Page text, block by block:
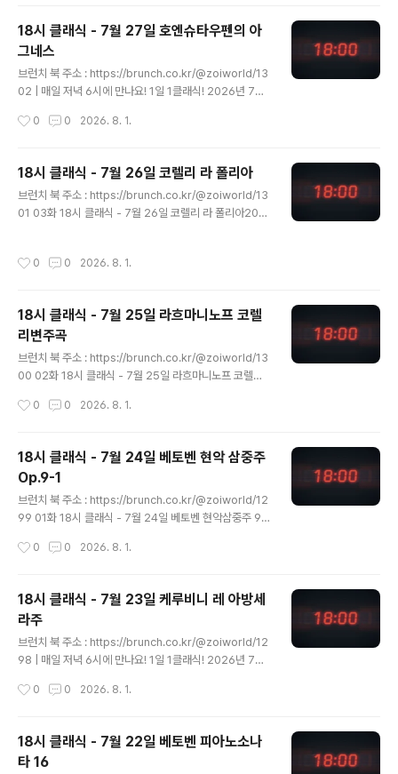
못했던 오페라를 재구성해서 완성한brunch.co.kr 매일
저녁 6시에 만나요! 1일 1클래식!2026년 7월 28일, 18
시 클래식에서는 러시아 작곡가가 자신이 평생 무대에서
보지 못했던 오페라를 재구성해서 완성한 교향곡을 만나보
겠습니다. https://youtu.be/f4XLySHvFL4?si=mZnt
4번 (S..
18시 클래식 - 7월 27일 호엔슈타우펜의 아
그네스
브런치 북 주소 : https://brunch.co.kr/@zoiworld/13
02 | 매일 저녁 6시에 만나요! 1일 1클래식! 2026년 7월
나보겠습니다. https://youtu.be/R96O9pIxwhw?s"
rl="https://brunch.co.kr/@zoiworld/1302" data-
og-url="https://brunch.co.kr/@zoiworld/1302" d
ata-og-image="https://scrap.kakaocdn.net/dn/
bnjdqs/dJMb9bwgFBw/ks4sS0oAjbYEHqAw6lY
0 0 2026. 8. 1.
18시 클래식 - 7월 26일 코렐리 라 폴리아
브런치 북 주소 : https://brunch.co.kr/@zoiworld/13
01 03화 18시 클래식 - 7월 26일 코렐리 라 폴리아206.
8시 클래식에서는 화려한 스페인 춤곡의 선율인 '라 폴리
는 화려한 스페인 춤곡의 선율인 '라 폴리아'를 토대로 완성
된 바이올린 소나타를 만나보겠습니다. https://youtu.b
e/_FX3GH2qiEk?si=xzQD2eC_LI_TlkaT곡명 : 바이
올린 소나타 모음곡 작품번호 5번 중 12번 '라 폴..
0 0 2026. 8. 1.
18시 클래식 - 7월 25일 라흐마니노프 코렐
리변주곡
브런치 북 주소 : https://brunch.co.kr/@zoiworld/13
00 02화 18시 클래식 - 7월 25일 라흐마니노프 코렐리
Op.42 | 매일 저녁 6시에 만나요! 1일 1클래식! 2026년
저녁 6시에 만나요! 1일 1클래식!2026년 7월 25일, 18
시 클래식에서는 러시아의 위대한 작곡가가 완성한 마지막
피아노 독주 작품을 만나보겠습니다. https://youtu.be/
NlSwSizll3Q?si=C7Y_Yjs5hYoADgmT 곡명 : 코렐
0 0 2026. 8. 1.
18시 클래식 - 7월 24일 베토벤 현악 삼중주
Op.9-1
브런치 북 주소 : https://brunch.co.kr/@zoiworld/12
99 01화 18시 클래식 - 7월 24일 베토벤 현악삼중주 9-
에 만나요! 1일 1클래식! 2026년 7월 24일, 18시 클래식
겠습니다. https://youtu.be/u6kFAxfaFko?si=brunc
h.co.kr 매일 저녁 6시에 만나요! 1일 1클래식!2026년 7
월 24일, 18시 클래식에서는 베토벤의 초기 현악 실내악
작품을 함께 감상하시겠습니다. https://youtu.be/u6kF
AxfaFko?si=3ZIdZU9La3AT_wNa 곡명 : 현악 삼중
0 0 2026. 8. 1.
18시 클래식 - 7월 23일 케루비니 레 아방세
라주
브런치 북 주소 : https://brunch.co.kr/@zoiworld/12
98 | 매일 저녁 6시에 만나요! 1일 1클래식! 2026년 7월
전을 배경으로 한 오페라를 만나보겠습니다. http" data-
tps://brunch.co.kr/@zoiworld/1298" data-og-url
="https://brunch.co.kr/@zoiworld/1298" data-o
g-image="https://scrap.kakaocdn.net/dn/l2T97/
0 0 2026. 8. 1.
18시 클래식 - 7월 22일 베토벤 피아노소나
타 16